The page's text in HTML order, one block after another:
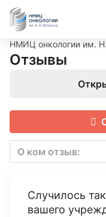
НМИЦ онкологии им.
Отзывы
О ком отзыв:
Случилось
вашего